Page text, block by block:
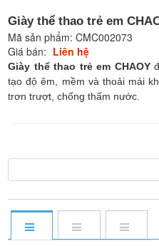
Giày thể thao trẻ em
Mã sản phẩm:CMC002073
Giá bán: Liên hệ
Giày thể thao trẻ em CHAOY
tạo độ êm, mềm và thoải mái
trơn trượt, chống thấm nước.